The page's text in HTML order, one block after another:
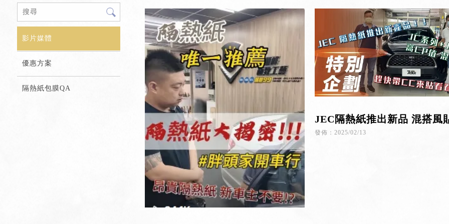
影片媒體
優惠方案
隔熱紙包膜QA
JEC隔熱紙推出新品 混搭風
高CP值和經濟性
發佈：2025/02/13